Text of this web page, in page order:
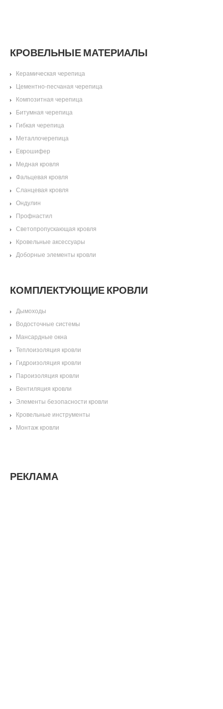
КРОВЕЛЬНЫЕ МАТЕРИАЛЫ
Керамическая черепица
Цементно-песчаная черепица
Композитная черепица
Битумная черепица
Гибкая черепица
Металлочерепица
Еврошифер
Медная кровля
Фальцевая кровля
Сланцевая кровля
Ондулин
Профнастил
Светопропускающая кровля
Кровельные аксессуары
Доборные элементы кровли
КОМПЛЕКТУЮЩИЕ КРОВЛИ
Дымоходы
Водосточные системы
Мансардные окна
Теплоизоляция кровли
Гидроизоляция кровли
Пароизоляция кровли
Вентиляция кровли
Элементы безопасности кровли
Кровельные инструменты
Монтаж кровли
РЕКЛАМА